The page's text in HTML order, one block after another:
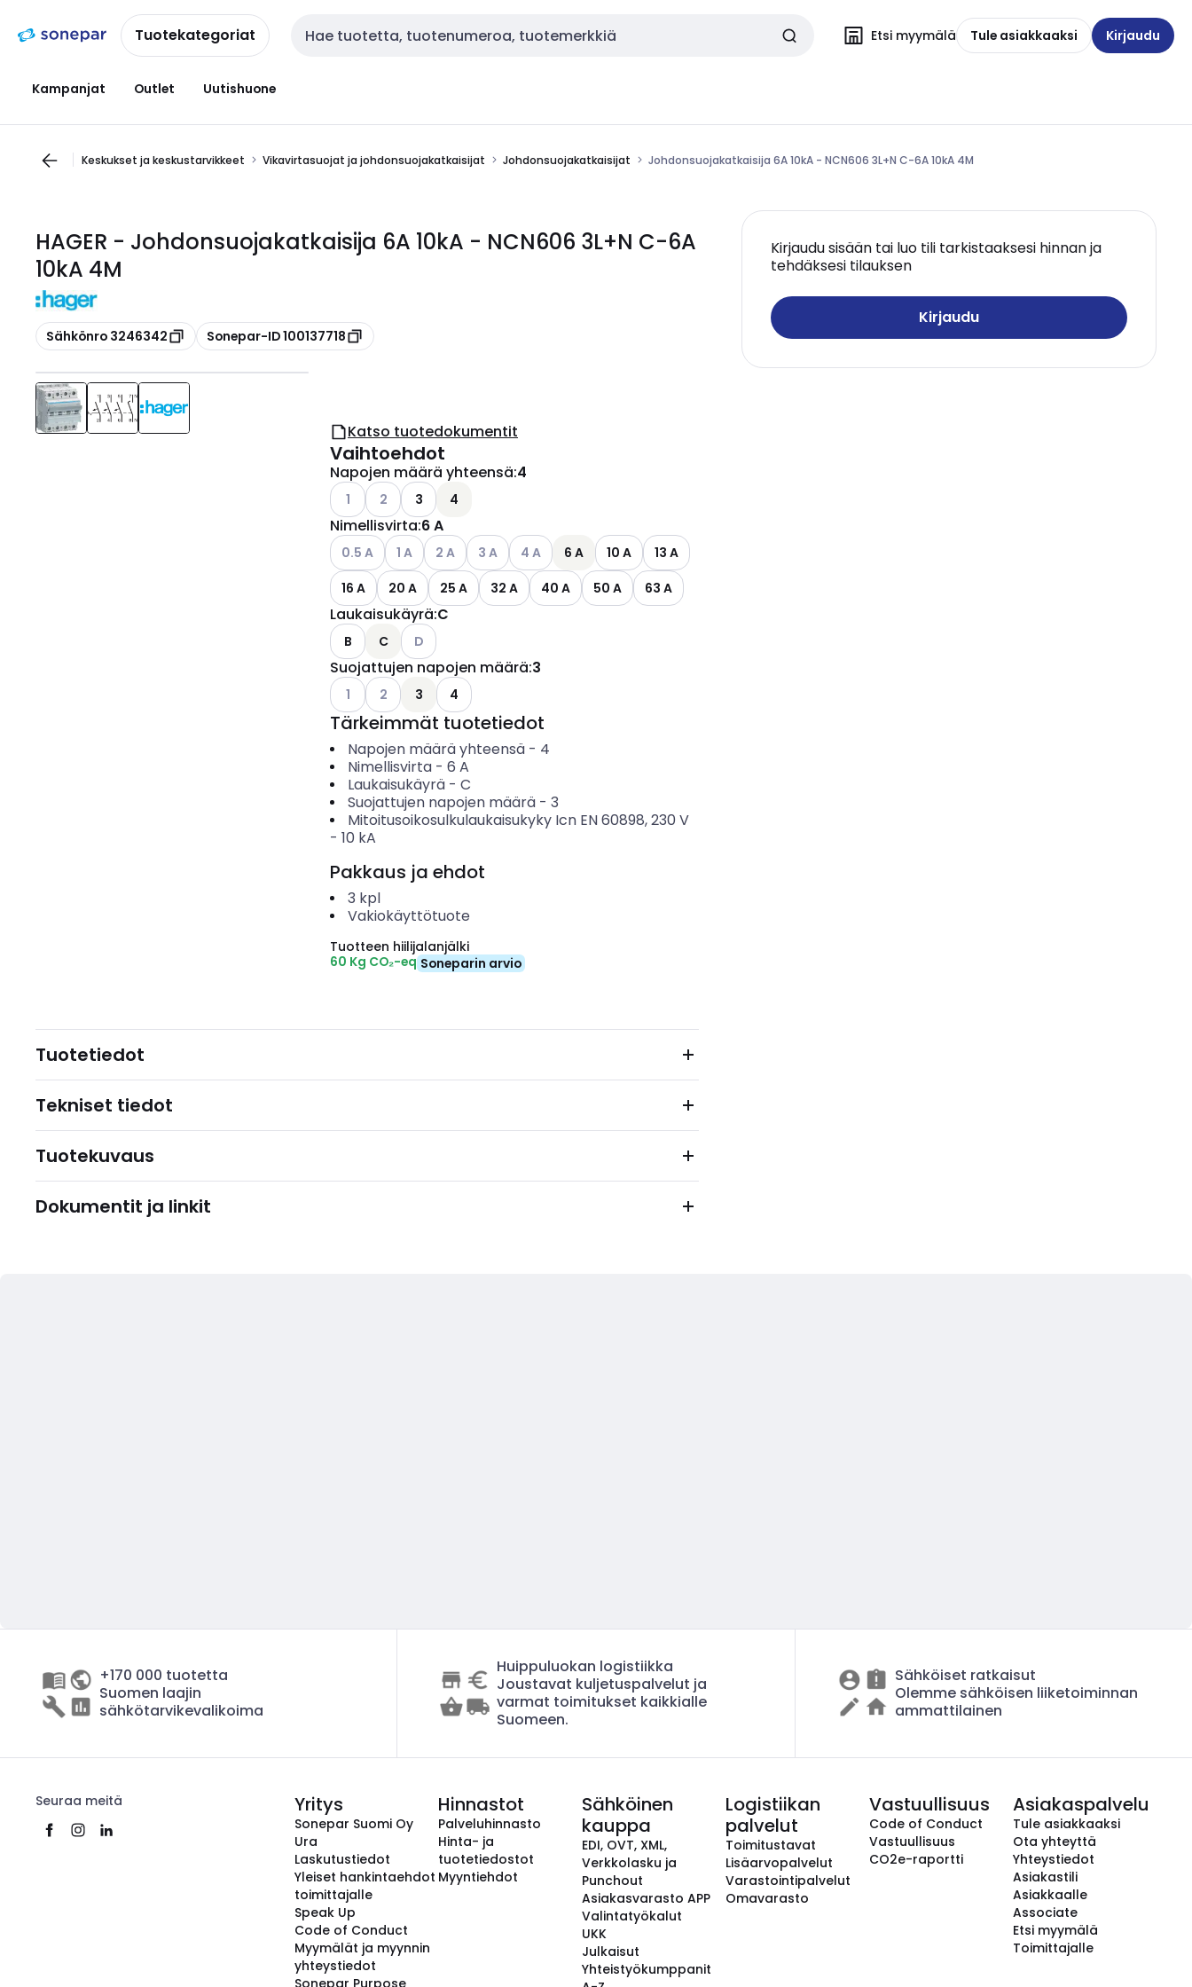
navigointiinsisältöönTuotekategoriat Haku Etsi myymälä Tule asiakkaaksi Kirjaudu
Kampanjat Outlet Uutishuone
Keskukset ja keskustarvikkeet Vikavirtasuojat ja johdonsuojakatkaisijat Johdonsuojakatkaisijat Johdonsuojakatkaisija 6A 10kA - NCN606 3L+N C-6A 10kA 4M
HAGER - Johdonsuojakatkaisija 6A 10kA - NCN606 3L+N C-6A
10kA 4M
Kopioi
Sähkönro 3246342 Kopioi
Sonepar-ID 100137718
Kirjaudu sisään tai luo tili tarkistaaksesi hinnan ja
tehdäksesi tilauksen
Kirjaudu
Katso tuotedokumentit
Vaihtoehdot
Napojen määrä yhteensä:4
Katso käytettävissä olevat vaihtoehdot
1 Katso käytettävissä olevat vaihtoehdot
2 3 4
Nimellisvirta:6 A
Katso käytettävissä olevat vaihtoehdot
0.5 A Katso käytettävissä olevat vaihtoehdot
1 A Katso käytettävissä olevat vaihtoehdot
2 A Katso käytettävissä olevat vaihtoehdot
3 A Katso käytettävissä olevat vaihtoehdot
4 A 6 A 10 A
13 A
16 A
20 A 25 A 32 A 40 A 50 A 63 A
Laukaisukäyrä:C
B C Katso käytettävissä olevat vaihtoehdot
D
Suojattujen napojen määrä:3
Katso käytettävissä olevat vaihtoehdot
1 Katso käytettävissä olevat vaihtoehdot
2 3 4
Tärkeimmät tuotetiedot
Napojen määrä yhteensä- 4
Nimellisvirta- 6 A
Laukaisukäyrä- C
Suojattujen napojen määrä- 3
Mitoitusoikosulkulaukaisukyky Icn EN 60898, 230 V
- 10 kA
Pakkaus ja ehdot
3 kpl
Vakiokäyttötuote
Tuotteen hiilijalanjälki
60 Kg CO₂-eq Soneparin arvio
Tuotetiedot
Tekniset tiedot
Tuotekuvaus
Dokumentit ja linkit
+170 000 tuotetta
Suomen laajin
sähkötarvikevalikoima
Huippuluokan logistiikka
Joustavat kuljetuspalvelut ja
varmat toimitukset kaikkialle
Suomeen.
Sähköiset ratkaisut
Olemme sähköisen liiketoiminnan
ammattilainen
Seuraa meitä Yritys
Sonepar Suomi Oy
Ura
Laskutustiedot
Yleiset hankintaehdot
toimittajalle
Speak Up
Code of Conduct
Myymälät ja myynnin
yhteystiedot
Sonepar Purpose
Hinnastot
Palveluhinnasto
Hinta- ja
tuotetiedostot
Myyntiehdot
Sähköinen
kauppa
EDI, OVT, XML,
Verkkolasku ja
Punchout
Asiakasvarasto APP
Valintatyökalut
UKK
Julkaisut
Yhteistyökumppanit
Logistiikan
palvelut
Toimitustavat
Lisäarvopalvelut
Varastointipalvelut
Omavarasto
Vastuullisuus
Code of Conduct
Vastuullisuus
CO2e-raportti
Asiakaspalvelu
Tule asiakkaaksi
Ota yhteyttä
Yhteystiedot
Asiakastili
Asiakkaalle
Associate
Etsi myymälä
Toimittajalle